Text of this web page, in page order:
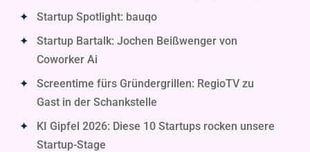
Startup Spotlight: bauqo
Startup Bartalk: Jochen Beißwenger von
Coworker Ai
Screentime fürs Gründergrillen: RegioTV zu
Gast in der Schankstelle
KI Gipfel 2026: Diese 10 Startups rocken unsere
Startup-Stage